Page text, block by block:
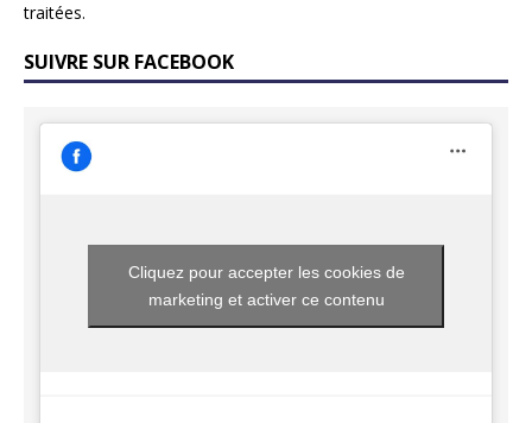
traitées.
SUIVRE SUR FACEBOOK
Cliquez pour accepter les cookies de
marketing et activer ce contenu